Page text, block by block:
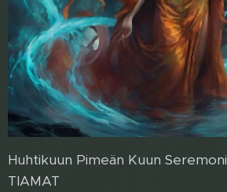
Huhtikuun Pimeän Kuun
TIAMAT